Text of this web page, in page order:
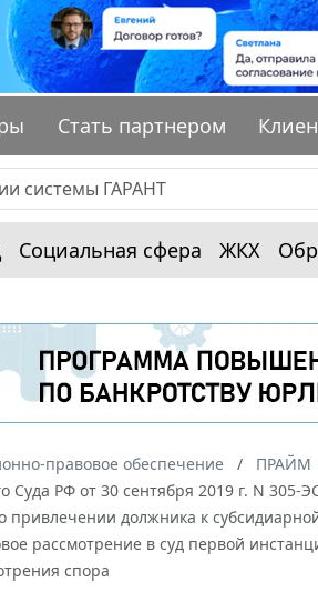
Стать партнером
Социальная сфера ЖКХ
правовое обеспечение ПРАЙМ
Суда РФ от 30 сентября 2019 г. N
должника к
рассмотрение в суд первой
спора